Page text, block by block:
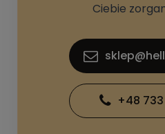
Ciebie
+48